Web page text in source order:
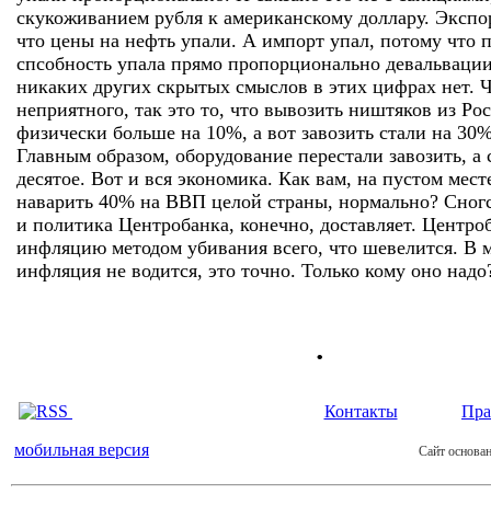
скукоживанием рубля к американскому доллару.
что цены на нефть упали. А импорт упал, потому что
спсобность упала прямо пропорционально
никаких других скрытых смыслов в этих цифрах нет.
неприятного, так это то, что вывозить ништяков из
физически больше на 10%, а вот завозить стали на
Главным образом, оборудование перестали завозить, а
десятое. Вот и вся экономика. Как вам, на пустом
наварить 40% на ВВП целой страны, нормально?
и политика Центробанка, конечно, доставляет.
инфляцию методом убивания всего, что шевелится. В
инфляция не водится, это точно. Только кому оно
.
Контакты
мобильная версия Сайт